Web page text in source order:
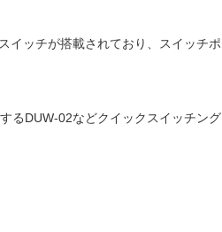
イッチが搭載されており、スイッ
るDUW-02などクイックスイッチ